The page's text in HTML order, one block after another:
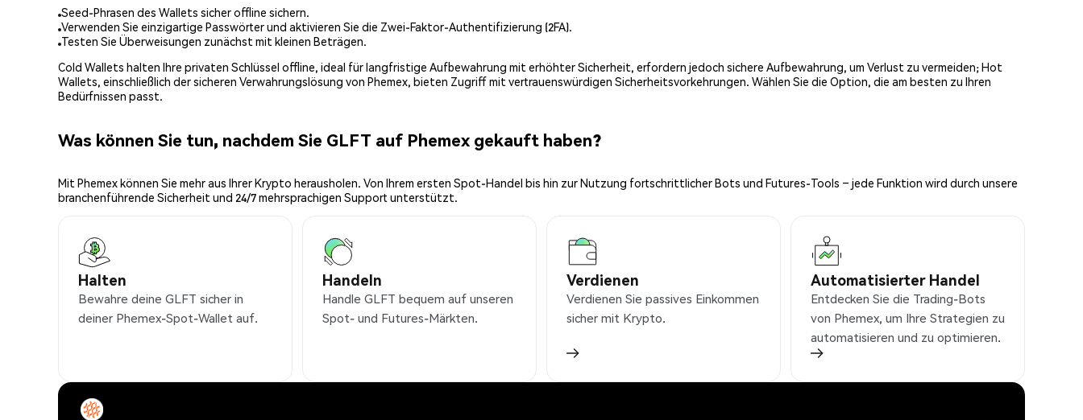
Seed-Phrasen des Wallets sicher offline sichern.
Verwenden Sie einzigartige Passwörter und aktivieren Sie die Zwei-Faktor-Authentifizierung (2FA).
Testen Sie Überweisungen zunächst mit kleinen Beträgen.
Cold Wallets halten Ihre privaten Schlüssel offline, ideal für langfristige Aufbewahrung mit erhöhter Sicherheit, erfordern jedoch sichere Aufbewahrung, um Verlust zu vermeiden; Hot
Wallets, einschließlich der sicheren Verwahrungslösung von Phemex, bieten Zugriff mit vertrauenswürdigen Sicherheitsvorkehrungen. Wählen Sie die Option, die am besten zu Ihren
Bedürfnissen passt.
Was können Sie tun, nachdem Sie GLFT auf Phemex gekauft haben?
Mit Phemex können Sie mehr aus Ihrer Krypto herausholen. Von Ihrem ersten Spot-Handel bis hin zur Nutzung fortschrittlicher Bots und Futures-Tools – jede Funktion wird durch unsere
branchenführende Sicherheit und 24/7 mehrsprachigen Support unterstützt.
Halten
Bewahre deine GLFT sicher in
deiner Phemex-Spot-Wallet auf.
Handeln
Handle GLFT bequem auf unseren
Spot- und Futures-Märkten.
Verdienen
Verdienen Sie passives Einkommen
sicher mit Krypto.
Automatisierter Handel
Entdecken Sie die Trading-Bots
von Phemex, um Ihre Strategien zu
automatisieren und zu optimieren.